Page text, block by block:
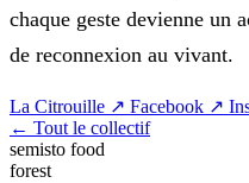
chaque geste devienne un
de reconnexion au vivant.
La Citrouille ↗ Facebook ↗
← Tout le collectif
semisto food
forest